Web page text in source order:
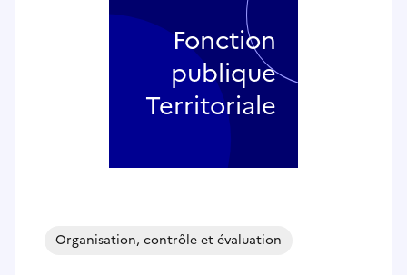
Organisation, contrôle et évaluation
Fonction
publique
Territoriale